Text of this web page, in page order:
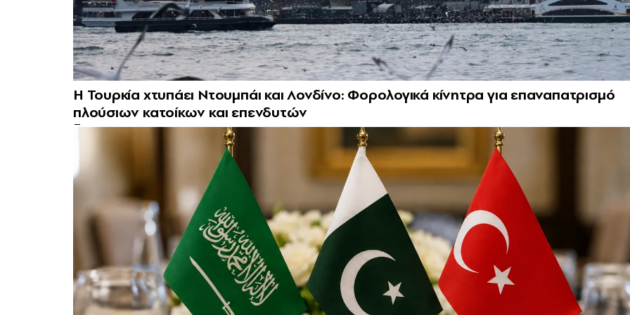
Η Τουρκία χτυπάει Ντουμπάι και Λονδίνο: Φορολογικά κίνητρα για επαναπατρισμό
πλούσιων κατοίκων και επενδυτών